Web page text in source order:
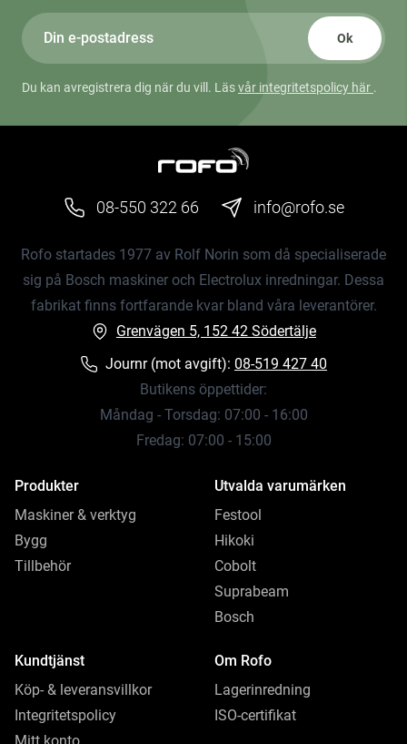
Ok
Du kan avregistrera dig när du vill. Läsvår integritetspolicy här .
08-550 322 66 info@rofo.se
Rofo startades 1977 av Rolf Norin som då specialiserade
sig på Bosch maskiner och Electrolux inredningar. Dessa
fabrikat finns fortfarande kvar bland våra leverantörer.
Grenvägen 5, 152 42 Södertälje
Journr (mot avgift): 08-519 427 40
Butikens öppettider:
Måndag - Torsdag: 07:00 - 16:00
Fredag: 07:00 - 15:00
Produkter
Maskiner & verktyg
Bygg
Tillbehör
Utvalda varumärken
Festool
Hikoki
Cobolt
Suprabeam
Bosch
Kundtjänst
Köp- & leveransvillkor
Integritetspolicy
Om Rofo
Lagerinredning
ISO-certifikat